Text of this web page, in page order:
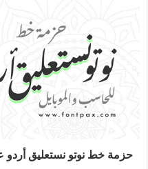
حزمة خط نوتو نستعليق أردو